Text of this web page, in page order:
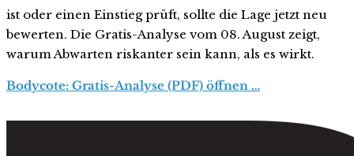
ist oder einen Einstieg prüft, sollte die Lage jetzt neu
bewerten. Die Gratis-Analyse vom 08. August zeigt,
warum Abwarten riskanter sein kann, als es wirkt.
Bodycote: Gratis-Analyse (PDF) öffnen …